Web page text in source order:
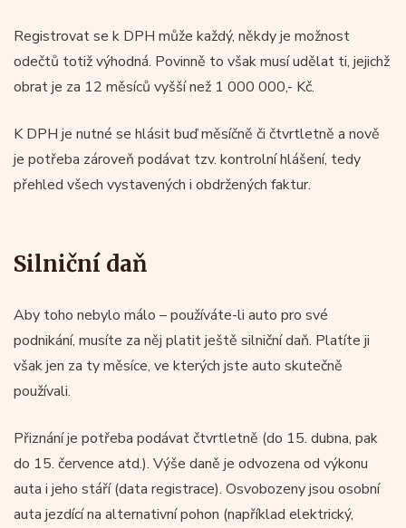
Registrovat se k DPH může každý, někdy je možnost
odečtů totiž výhodná. Povinně to však musí udělat ti, jejichž
obrat je za 12 měsíců vyšší než 1 000 000,- Kč.
K DPH je nutné se hlásit buď měsíčně či čtvrtletně a nově
je potřeba zároveň podávat tzv. kontrolní hlášení, tedy
přehled všech vystavených i obdržených faktur.
Silniční daň
Aby toho nebylo málo – používáte-li auto pro své
podnikání, musíte za něj platit ještě silniční daň. Platíte ji
však jen za ty měsíce, ve kterých jste auto skutečně
používali.
Přiznání je potřeba podávat čtvrtletně (do 15. dubna, pak
do 15. července atd.). Výše daně je odvozena od výkonu
auta i jeho stáří (data registrace). Osvobozeny jsou osobní
auta jezdící na alternativní pohon (například elektrický,